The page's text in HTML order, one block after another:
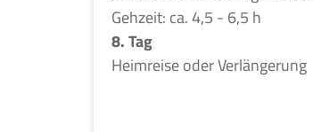
Gehzeit: ca. 4,5 - 6,5 h
8. Tag
Heimreise oder Verlängerung